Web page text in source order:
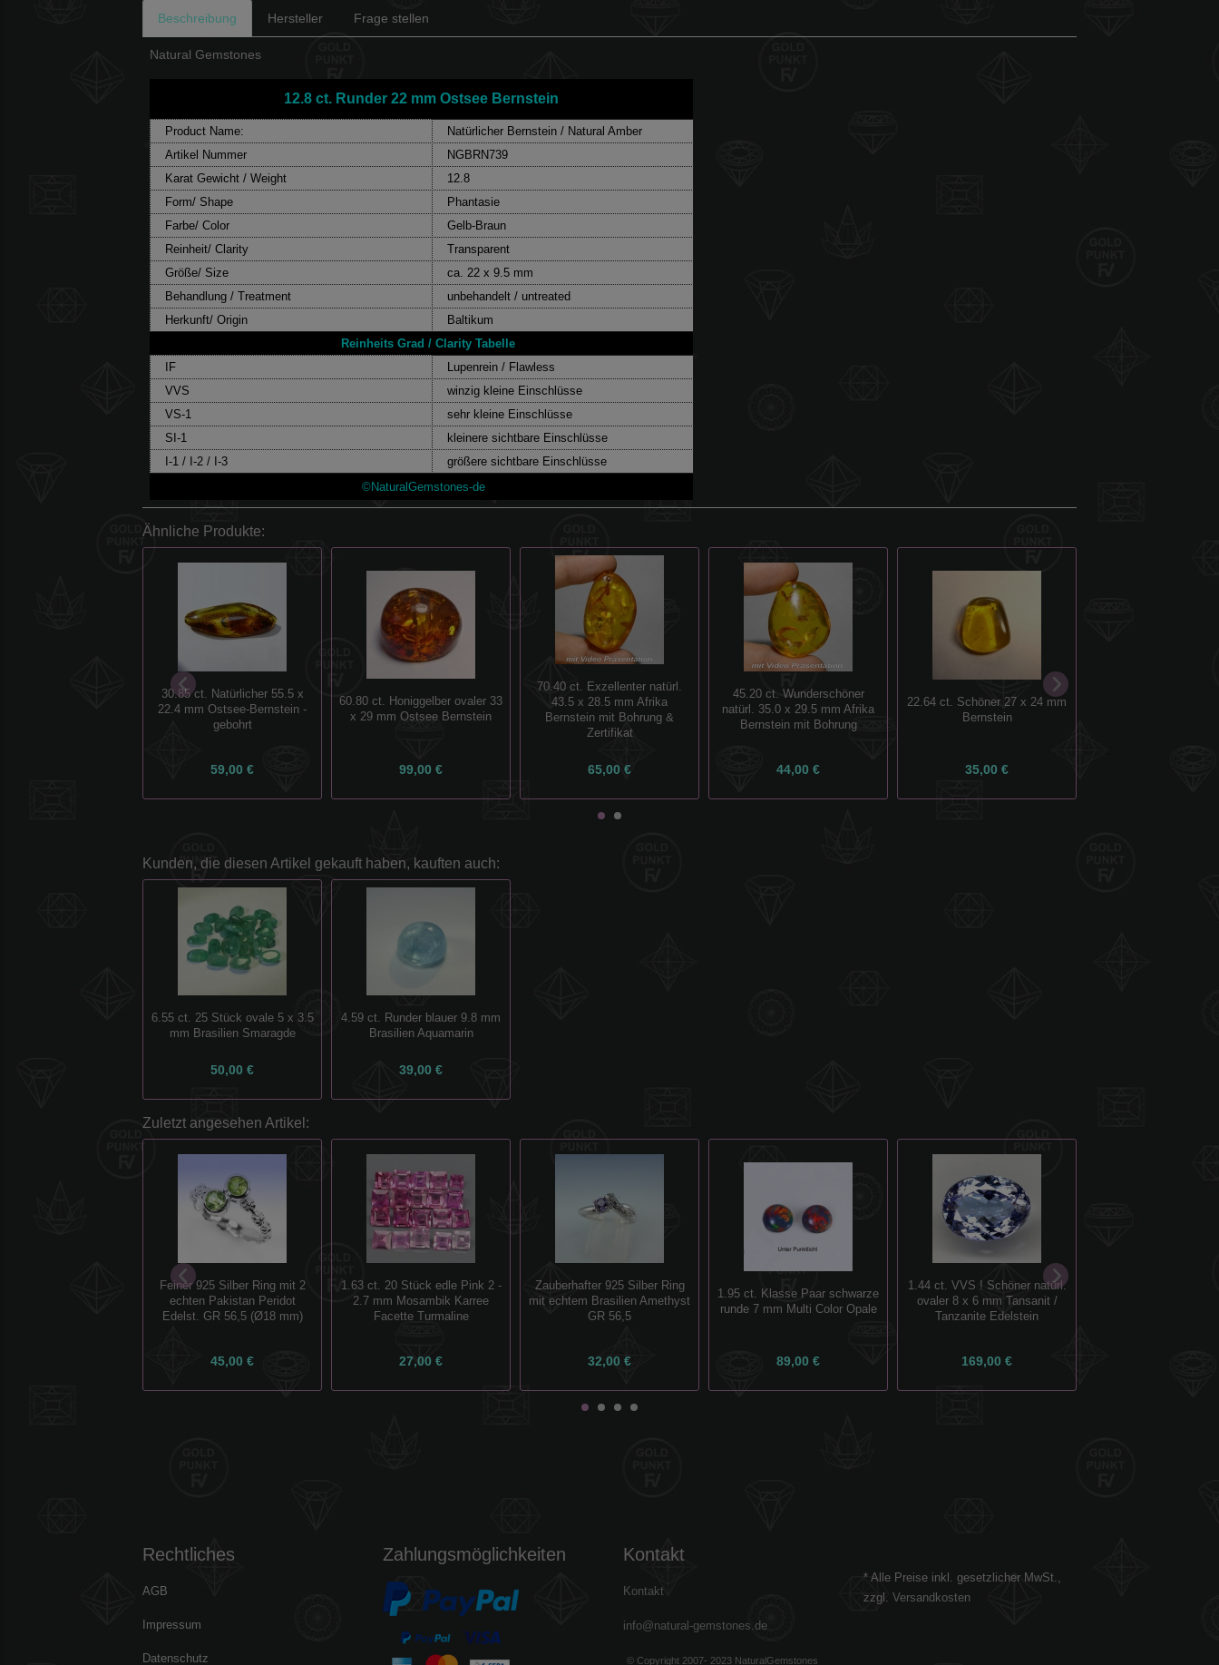
Beschreibung Hersteller Frage stellen
Natural Gemstones
12.8 ct. Runder 22 mm Ostsee Bernstein
Product Name:
Natürlicher Bernstein / Natural Amber
Artikel Nummer
NGBRN739
Karat Gewicht / Weight
12.8
Form/ Shape
Phantasie
Farbe/ Color
Gelb-Braun
Reinheit/ Clarity
Transparent
Größe/ Size
ca. 22 x 9.5 mm
Behandlung / Treatment
unbehandelt / untreated
Herkunft/ Origin
Baltikum
Reinheits Grad / Clarity Tabelle
IF
Lupenrein / Flawless
VVS
winzig kleine Einschlüsse
VS-1
sehr kleine Einschlüsse
SI-1
kleinere sichtbare Einschlüsse
I-1 / I-2 / I-3
größere sichtbare Einschlüsse
©NaturalGemstones-de
Ähnliche Produkte:
30.85 ct. Natürlicher 55.5 x
22.4 mm Ostsee-Bernstein -
gebohrt
59,00 €
60.80 ct. Honiggelber ovaler 33
x 29 mm Ostsee Bernstein
99,00 €
70.40 ct. Exzellenter natürl.
43.5 x 28.5 mm Afrika
Bernstein mit Bohrung &
Zertifikat
65,00 €
45.20 ct. Wunderschöner
natürl. 35.0 x 29.5 mm Afrika
Bernstein mit Bohrung
44,00 €
22.64 ct. Schöner 27 x 24 mm
Bernstein
35,00 €
Kunden, die diesen Artikel gekauft haben, kauften auch:
6.55 ct. 25 Stück ovale 5 x 3.5
mm Brasilien Smaragde
50,00 €
4.59 ct. Runder blauer 9.8 mm
Brasilien Aquamarin
39,00 €
Zuletzt angesehen Artikel:
Feiner 925 Silber Ring mit 2
echten Pakistan Peridot
Edelst. GR 56,5 (Ø18 mm)
45,00 €
1.63 ct. 20 Stück edle Pink 2 -
2.7 mm Mosambik Karree
Facette Turmaline
27,00 €
Zauberhafter 925 Silber Ring
mit echtem Brasilien Amethyst
GR 56,5
32,00 €
1.95 ct. Klasse Paar schwarze
runde 7 mm Multi Color Opale
89,00 €
1.44 ct. VVS ! Schöner natürl.
ovaler 8 x 6 mm Tansanit /
Tanzanite Edelstein
169,00 €
Rechtliches
AGB
Impressum
Datenschutz
Zahlungsmöglichkeiten Kontakt
Kontakt
info@natural-gemstones.de
© Copyright 2007- 2023 NaturalGemstones
* Alle Preise inkl. gesetzlicher MwSt.,
zzgl. Versandkosten